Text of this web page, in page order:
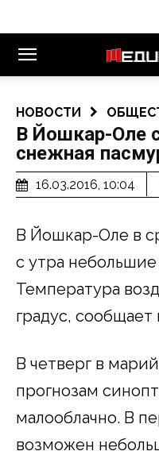
НОВОСТИ
В Йошкар-Оле
снежная
16.03.2016, 10:04
В Йошкар-Оле в
с утра небольшие
Температура
градус, сообщает
В четверг в
прогнозам
малооблачно. В
возможен